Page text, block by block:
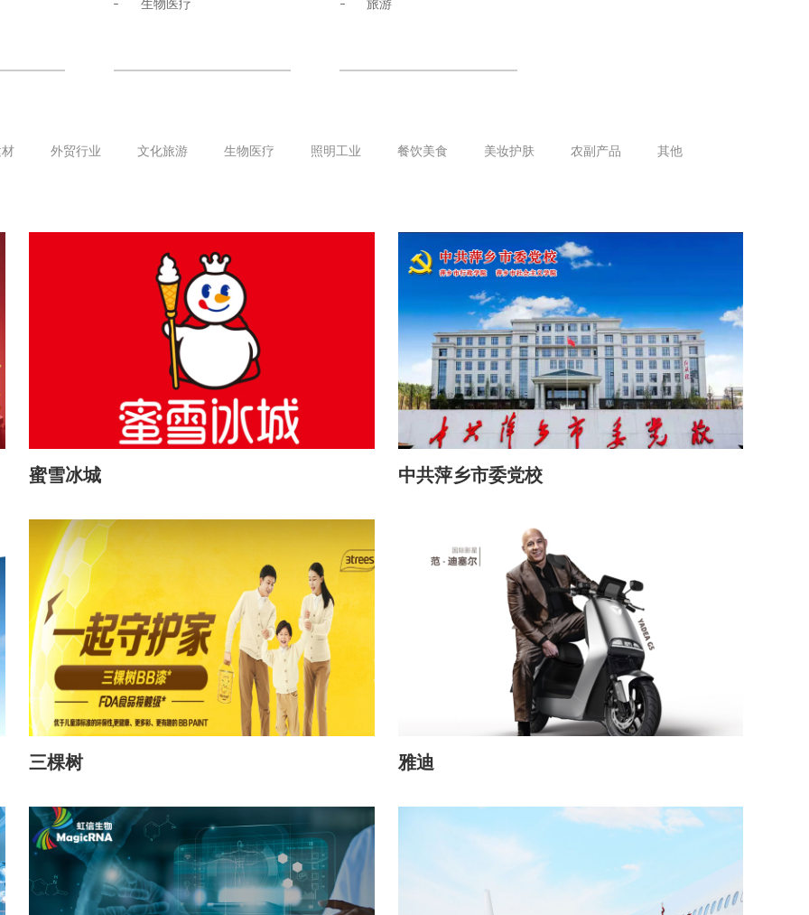
生物医疗 旅游
外贸行业 文化旅游 生物医疗 照明工业 餐饮美食 美妆护肤 农副产品 其他
蜜雪冰城 中共萍乡市委党校
三棵树 雅迪